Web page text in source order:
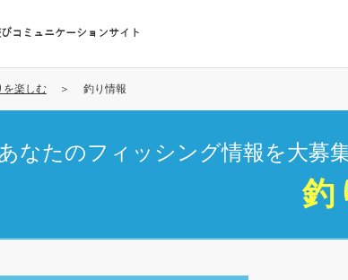
コミュニケーションサイト
を楽しむ 釣り情報
なたのフィッシング情報を大募
釣